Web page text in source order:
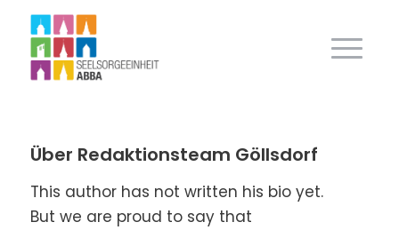
Über Redaktionsteam Göllsdorf
This author has not written his bio yet.
But we are proud to say that